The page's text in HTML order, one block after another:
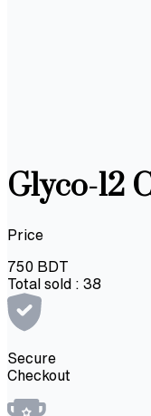
Glyco-12
Price
750 BDT
Total sold : 38
Secure
Checkout